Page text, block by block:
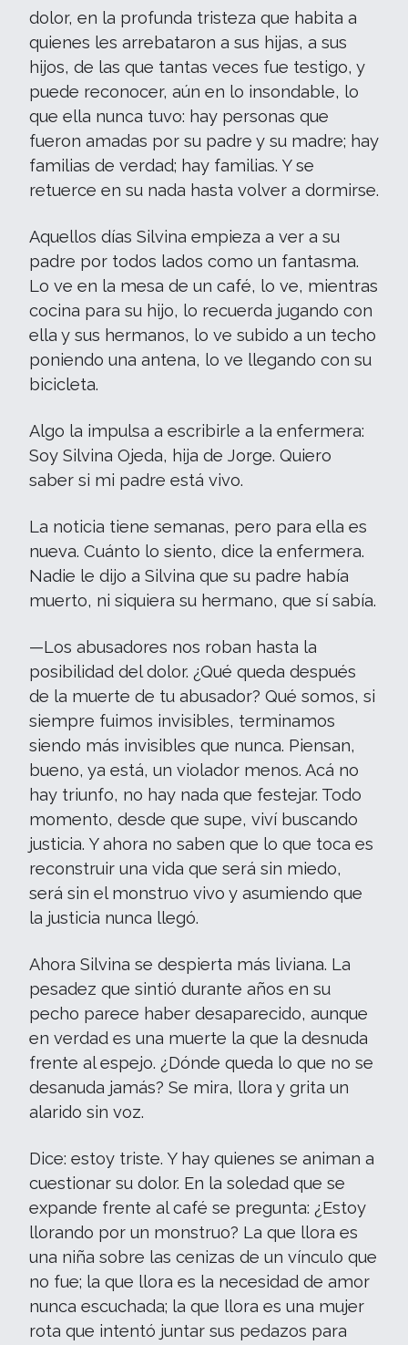
dolor, en la profunda tristeza que habita a
quienes les arrebataron a sus hijas, a sus
hijos, de las que tantas veces fue testigo, y
puede reconocer, aún en lo insondable, lo
que ella nunca tuvo: hay personas que
fueron amadas por su padre y su madre; hay
familias de verdad; hay familias. Y se
retuerce en su nada hasta volver a dormirse.
Aquellos días Silvina empieza a ver a su
padre por todos lados como un fantasma.
Lo ve en la mesa de un café, lo ve, mientras
cocina para su hijo, lo recuerda jugando con
ella y sus hermanos, lo ve subido a un techo
poniendo una antena, lo ve llegando con su
bicicleta.
Algo la impulsa a escribirle a la enfermera:
Soy Silvina Ojeda, hija de Jorge. Quiero
saber si mi padre está vivo.
La noticia tiene semanas, pero para ella es
nueva. Cuánto lo siento, dice la enfermera.
Nadie le dijo a Silvina que su padre había
muerto, ni siquiera su hermano, que sí sabía.
—Los abusadores nos roban hasta la
posibilidad del dolor. ¿Qué queda después
de la muerte de tu abusador? Qué somos, si
siempre fuimos invisibles, terminamos
siendo más invisibles que nunca. Piensan,
bueno, ya está, un violador menos. Acá no
hay triunfo, no hay nada que festejar. Todo
momento, desde que supe, viví buscando
justicia. Y ahora no saben que lo que toca es
reconstruir una vida que será sin miedo,
será sin el monstruo vivo y asumiendo que
la justicia nunca llegó.
Ahora Silvina se despierta más liviana. La
pesadez que sintió durante años en su
pecho parece haber desaparecido, aunque
en verdad es una muerte la que la desnuda
frente al espejo. ¿Dónde queda lo que no se
desanuda jamás? Se mira, llora y grita un
alarido sin voz.
Dice: estoy triste. Y hay quienes se animan a
cuestionar su dolor. En la soledad que se
expande frente al café se pregunta: ¿Estoy
llorando por un monstruo? La que llora es
una niña sobre las cenizas de un vínculo que
no fue; la que llora es la necesidad de amor
nunca escuchada; la que llora es una mujer
rota que intentó juntar sus pedazos para